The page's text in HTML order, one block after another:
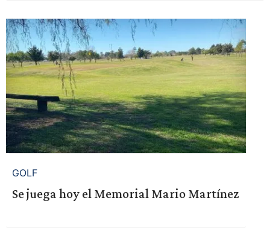
GOLF
Se juega hoy el Memorial Mario Martínez